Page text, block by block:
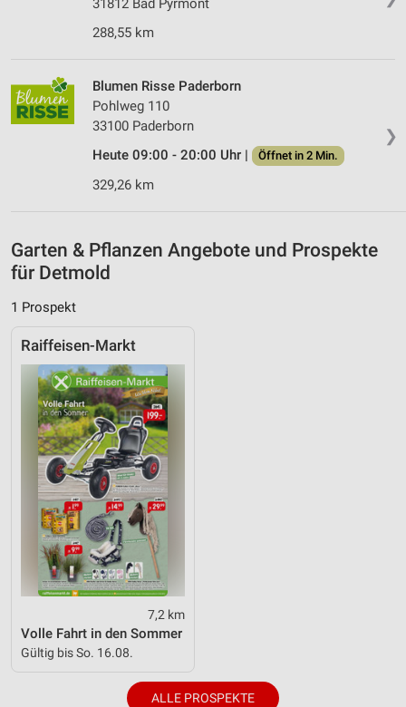
31812 Bad Pyrmont
288,55 km
❯
Blumen Risse Paderborn
Pohlweg 110
33100 Paderborn
Heute 09:00 - 20:00 Uhr |
Öffnet in 2 Min.
329,26 km
Garten & Pflanzen Angebote und Prospekte
für Detmold
1 Prospekt
Raiffeisen-Markt
7,2 km
Volle Fahrt in den Sommer
Gültig bis So. 16.08.
ALLE PROSPEKTE
Verwendung genauer Standortdaten
Informationen identifizieren
Nicht-IAB-Verarbeitungszwecke:
Werbung